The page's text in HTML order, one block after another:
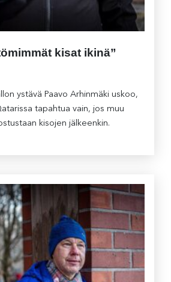
kisat ikinä”
ystävä Paavo Arhinmäki uskoo,
tapahtua vain, jos muu
kisojen jälkeenkin.